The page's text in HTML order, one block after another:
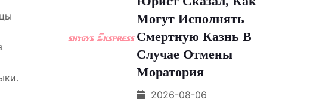
Могут Исполнять
Смертную Казнь В
Случае Отмены
Моратория
2026-08-06